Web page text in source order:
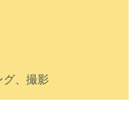
グ、撮影